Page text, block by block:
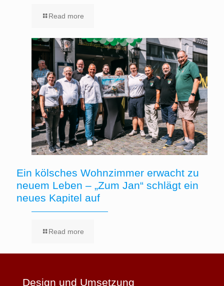
Read more
Ein kölsches Wohnzimmer erwacht zu
neuem Leben – „Zum Jan“ schlägt ein
neues Kapitel auf
Read more
Design und Umsetzung